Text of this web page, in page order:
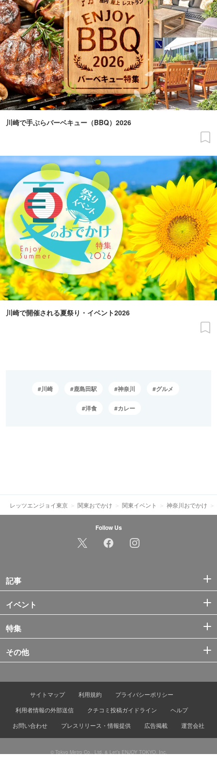
川崎で手ぶらバーベキュー（BBQ）2026
川崎で開催される夏祭り・イベント2026
川崎 鹿島田駅 神奈川 グルメ
洋食 カレー
レッツエンジョイ東京 関東おでかけ 関東イベント 神奈川おでかけ
Follow Us
記事
イベント
特集
その他
サイトマップ 利用規約
プライバシーポリシー
利用者情報の外部送信
クチコミ投稿ガイドライン
ヘルプ
お問い合わせ
プレスリリース・情報提供 広告掲載 運営会社
© Tokyo Metro Co., Ltd. & Let’s ENJOY TOKYO, Inc.